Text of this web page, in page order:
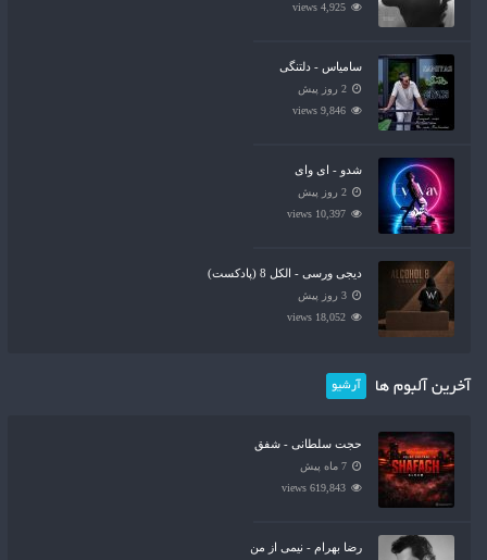
4,925 views
سامیاس - دلتنگی
2 روز پیش
9,846 views
شدو - ای وای
2 روز پیش
10,397 views
دیجی ورسی - الکل 8 (پادکست)
3 روز پیش
18,052 views
آخرین آلبوم ها آرشیو
حجت سلطانی - شفق
7 ماه پیش
619,843 views
رضا بهرام - نیمی از من